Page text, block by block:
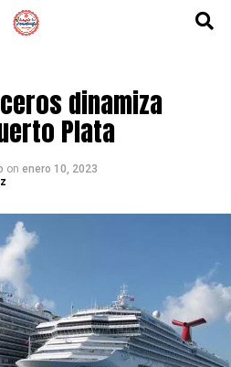
dinamiza
Plata
on enero 10, 2023